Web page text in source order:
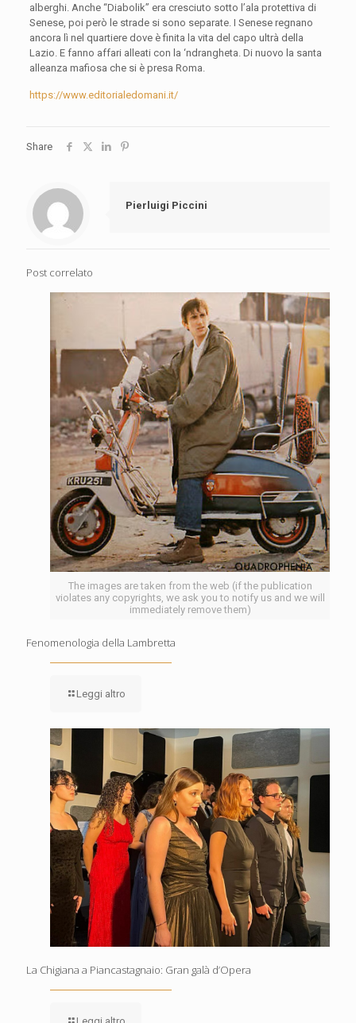
alberghi. Anche “Diabolik” era cresciuto sotto l’ala protettiva di
Senese, poi però le strade si sono separate. I Senese regnano
ancora lì nel quartiere dove è finita la vita del capo ultrà della
Lazio. E fanno affari alleati con la ‘ndrangheta. Di nuovo la santa
alleanza mafiosa che si è presa Roma.
https://www.editorialedomani.it/
Share
Pierluigi Piccini
Post correlato
The images are taken from the web (if the publication
violates any copyrights, we ask you to notify us and we will
immediately remove them)
Fenomenologia della Lambretta
Leggi altro
La Chigiana a Piancastagnaio: Gran galà d’Opera